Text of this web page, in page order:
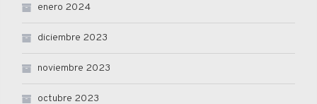
enero 2024
diciembre 2023
noviembre 2023
octubre 2023